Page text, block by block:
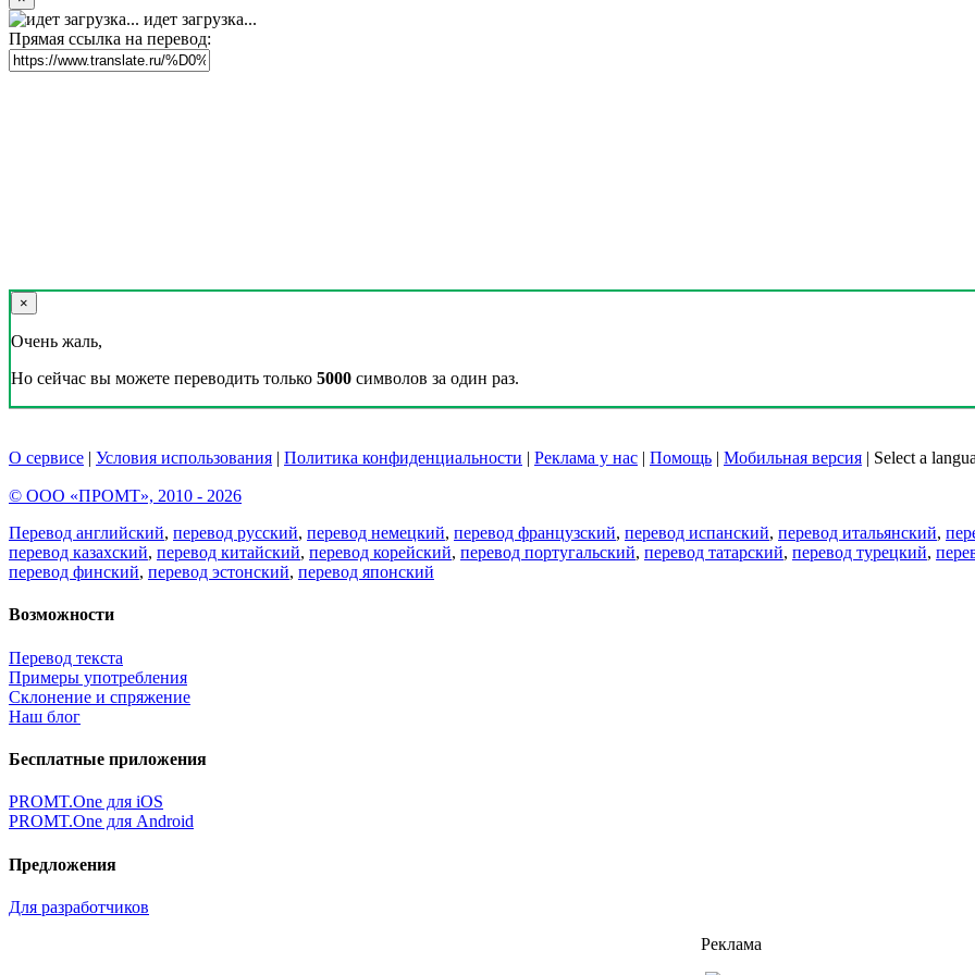
идет загрузка...
Прямая ссылка на перевод:
×
Очень жаль,
Но сейчас вы можете переводить только 5000 символов за один раз.
О сервисе | Условия использования | Политика конфиденциальности | Реклама у нас | Помощь | Мобильная версия | Select a
© ООО «ПРОМТ», 2010 - 2026
Перевод английский, перевод русский, перевод немецкий, перевод французский, перевод испанский, перевод итальянский,
перевод казахский, перевод китайский, перевод корейский, перевод португальский, перевод татарский, перевод турецкий,
перевод финский, перевод эстонский, перевод японский
Возможности
Перевод текста
Примеры употребления
Склонение и спряжение
Наш блог
Бесплатные приложения
PROMT.One для iOS
PROMT.One для Android
Предложения
Для разработчиков
Реклама